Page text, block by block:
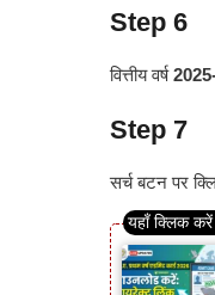
Step 6
वित्तीय वर्ष
Step 7
सर्च बटन पर